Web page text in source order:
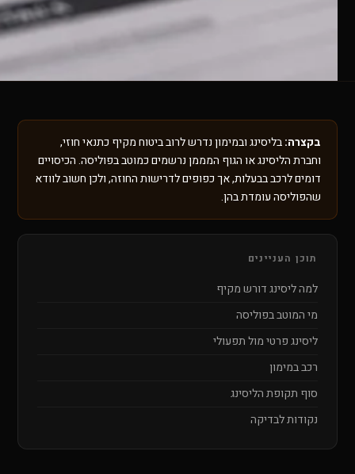
בקצרה:בליסינג ובמימון נדרש לרוב ביטוח מקיף כתנאי חוזי,
וחברת הליסינג או הגוף המממן נרשמים כמוטב בפוליסה. הכיסויים
דומים לרכב בבעלות, אך כפופים לדרישות החוזה, ולכן חשוב לוודא
שהפוליסה עומדת בהן.
תוכן העניינים
למה ליסינג דורש מקיף
מי המוטב בפוליסה
ליסינג פרטי מול תפעולי
רכב במימון
סוף תקופת הליסינג
נקודות לבדיקה